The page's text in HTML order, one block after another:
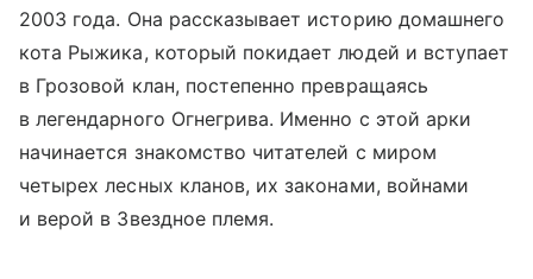
2003 года. Она рассказывает историю домашнего
кота Рыжика, который покидает людей и вступает
в Грозовой клан, постепенно превращаясь
в легендарного Огнегрива. Именно с этой арки
начинается знакомство читателей с миром
четырех лесных кланов, их законами, войнами
и верой в Звездное племя.